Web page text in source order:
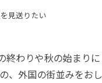
見送りたい
終わりや秋の始まりに
、外国の街並みをおし